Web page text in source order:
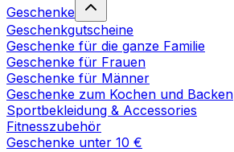
Geschenke
Geschenkgutscheine
Geschenke für die ganze Familie
Geschenke für Frauen
Geschenke für Männer
Geschenke zum Kochen und Backen
Sportbekleidung & Accessories
Fitnesszubehör
Geschenke unter 10 €